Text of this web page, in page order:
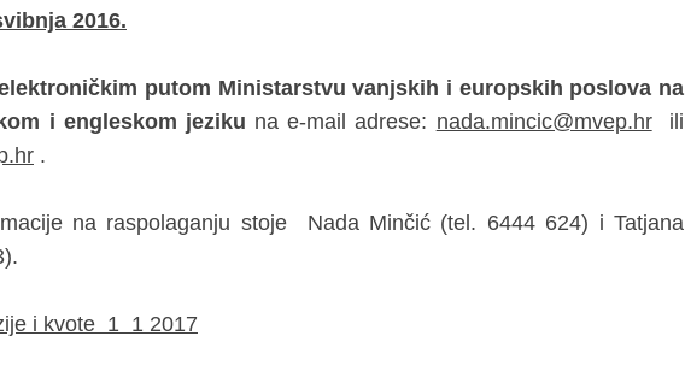
2016.
putom Ministarstvu vanjskih i europskih poslova na
i engleskom jeziku na e-mail adrese: nada.mincic@mvep.hrili
.
na raspolaganju stoje Nada Minčić (tel. 6444 624) i Tatjana
i kvote 1 1 2017